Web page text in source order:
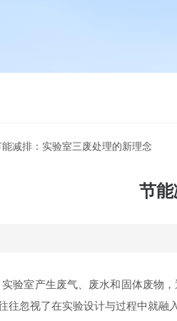
能减排：实验室三废处理的新理念
节
室产生废气、废水和固体废物，
往忽视了在实验设计与过程中就融